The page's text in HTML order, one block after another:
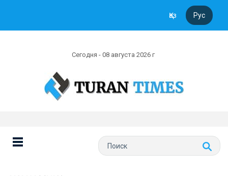
Қаз Рус
Сегодня - 08 августа 2026 г